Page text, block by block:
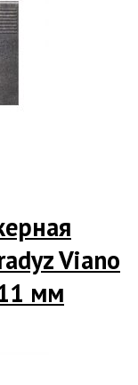
Viano
мм